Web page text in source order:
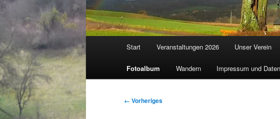
Start Veranstaltungen 2026 Unser Verein
Fotoalbum Wandern Impressum und
Bilder-
← Vorheriges